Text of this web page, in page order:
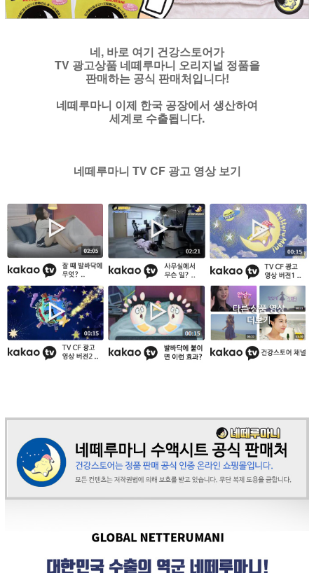
네, 바로 여기 건강스토어가
TV 광고상품 네떼루마니 오리지널 정품을
판매하는 공식 판매처입니다!
네떼루마니 이제 한국 공장에서 생산하여
세계로 수출됩니다.
네떼루마니 TV CF 광고 영상 보기